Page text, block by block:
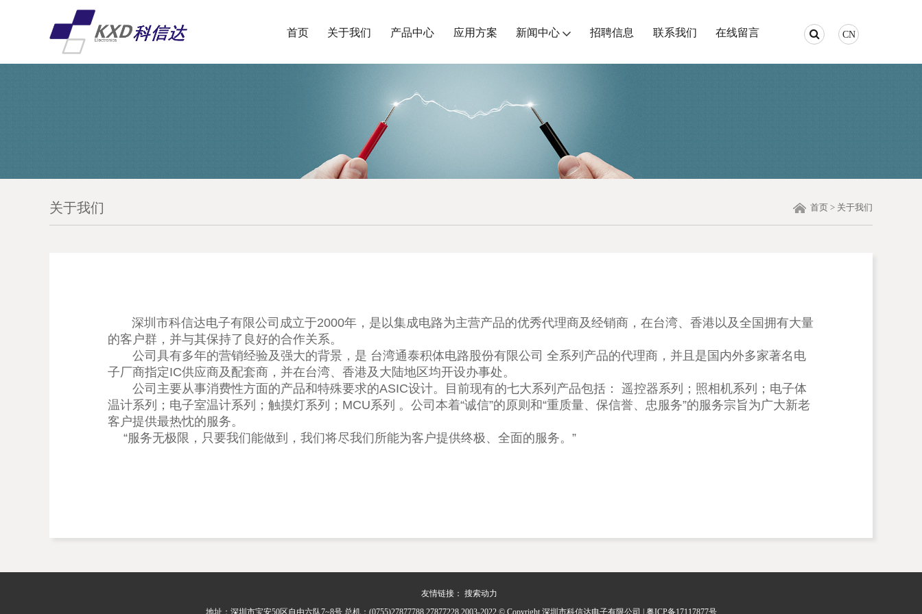
CN
首页 关于我们 产品中心 应用方案 新闻中心 招聘信息 联系我们 在线留言
关于我们 首页 > 关于我们
深圳市科信达电子有限公司成立于2000年，是以集成电路为主营产品的优秀代理商及经销商，在台湾、香港以及全国拥有大量
的客户群，并与其保持了良好的合作关系。
公司具有多年的营销经验及强大的背景，是 台湾通泰积体电路股份有限公司 全系列产品的代理商，并且是国内外多家著名电
子厂商指定IC供应商及配套商，并在台湾、香港及大陆地区均开设办事处。
公司主要从事消费性方面的产品和特殊要求的ASIC设计。目前现有的七大系列产品包括： 遥控器系列；照相机系列；电子体
温计系列；电子室温计系列；触摸灯系列；MCU系列 。公司本着“诚信”的原则和“重质量、保信誉、忠服务”的服务宗旨为广大新老
客户提供最热忱的服务。
“服务无极限，只要我们能做到，我们将尽我们所能为客户提供终极、全面的服务。”
友情链接： 搜索动力
地址：深圳市宝安50区自由六队7~8号 总机：(0755)27877788 27877228 2003-2022 © Copyright 深圳市科信达电子有限公司 | 粤ICP备17117877号